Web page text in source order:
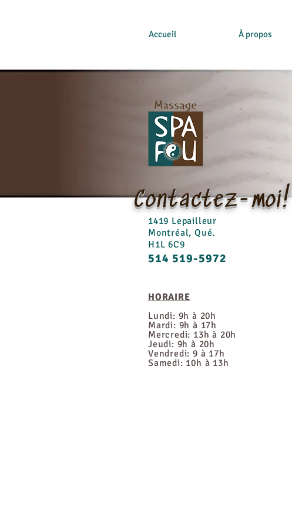
Accueil À propos
1419 Lepailleur
Montréal, Qué.
H1L 6C9
514 519-5972
HORAIRE
Lundi: 9h à 20h
Mardi: 9h à 17h
Mercredi: 13h à 20h
Jeudi: 9h à 20h
Vendredi: 9 à 17h
Samedi: 10h à 13h
Contactez-moi!